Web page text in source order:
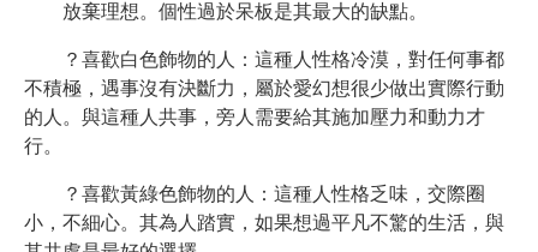
放棄理想。個性過於呆板是其最大的缺點。
？喜歡白色飾物的人：這種人性格冷漠，對任何事都
不積極，遇事沒有決斷力，屬於愛幻想很少做出實際行動
的人。與這種人共事，旁人需要給其施加壓力和動力才
行。
？喜歡黃綠色飾物的人：這種人性格乏味，交際圈
小，不細心。其為人踏實，如果想過平凡不驚的生活，與